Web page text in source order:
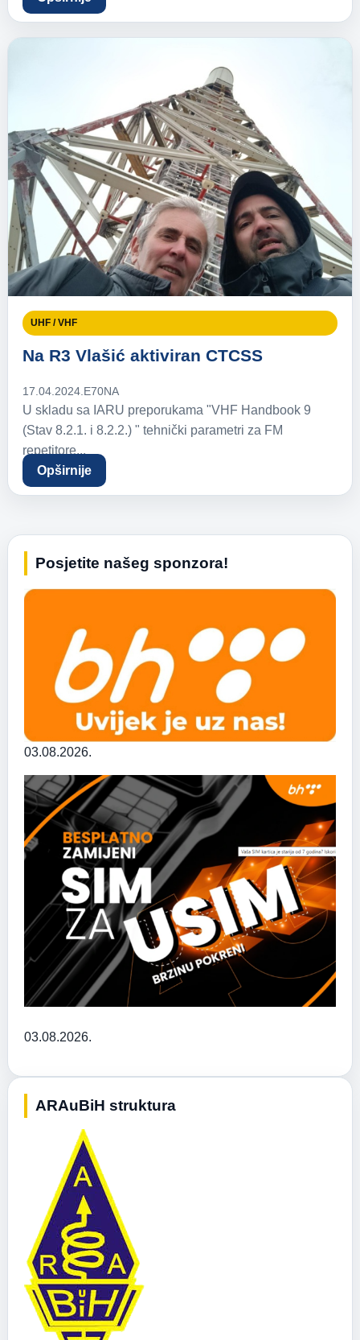
UHF / VHF
Na R3 Vlašić aktiviran CTCSS
17.04.2024.E70NA
U skladu sa IARU preporukama "VHF Handbook 9
(Stav 8.2.1. i 8.2.2.) " tehnički parametri za FM
repetitore...
Opširnije
Posjetite našeg sponzora!
03.08.2026.
03.08.2026.
ARAuBiH struktura